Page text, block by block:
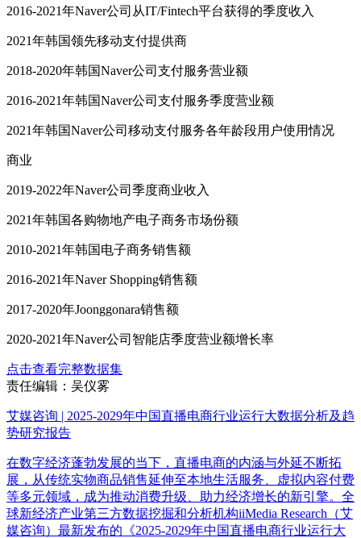
2016-2021年Naver公司从IT/Fintech平台获得的季度收入
2021年韩国领先移动支付提供商
2018-2020年韩国Naver公司支付服务营业额
2016-2021年韩国Naver公司支付服务季度营业额
2021年韩国Naver公司移动支付服务各年龄段用户使用情况
商业
2019-2022年Naver公司季度商业收入
2021年韩国各购物地产电子商务市场份额
2010-2021年韩国电子商务销售额
2016-2021年Naver Shopping销售额
2017-2020年Joonggonara销售额
2020-2021年Naver公司智能店季度营业额增长率
点击查看完整数据集
责任编辑：吴仪雾
艾媒咨询 | 2025-2029年中国直播电商行业运行大数据分析及趋
势研究报告
在数字经济蓬勃发展的当下，直播电商的内涵与外延不断拓
展，从传统实物商品销售延伸至本地生活服务、虚拟内容付费
等多元领域，成为推动消费升级、助力经济增长的新引擎。全
球新经济产业第三方数据挖掘和分析机构iiMedia Research（艾
媒咨询）最新发布的《2025-2029年中国直播电商行业运行大